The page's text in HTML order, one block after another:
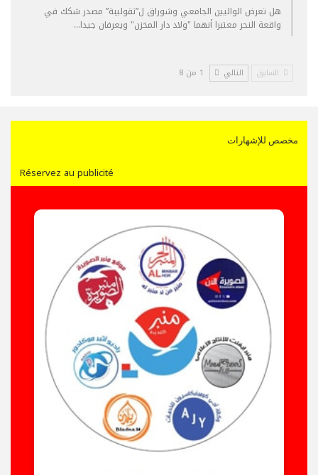
هل تعرض الواليين الجامعي وشوراق ل”تقوليبة” مصدر شكك في
واقعة النحر معتبرا أنهما "ولاد دار المخزن" ويعرفان جيدا…
السابق التالي 1 من 8
مخصص للإشهارات
Réservez au publicité